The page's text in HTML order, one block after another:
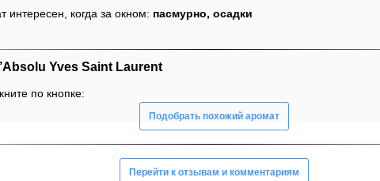
интересен, когда за окном: пасмурно, осадки
Yves Saint Laurent
по кнопке:
Подобрать похожий аромат
Перейти к отзывам и комментариям